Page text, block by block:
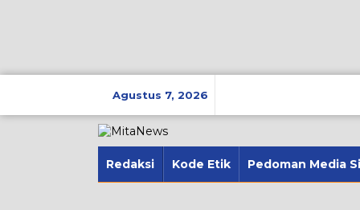
Agustus 7, 2026
Redaksi Kode Etik Pedoman Media